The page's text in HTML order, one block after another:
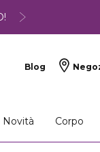
Blog
Novità Corpo